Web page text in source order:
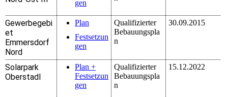
gen
Gewerbegebi
et
Emmersdorf
Nord
Plan
Festsetzun
gen
Qualifizierter
Bebauungspla
n
30.09.2015
Solarpark
Oberstadl
Plan +
Festsetzun
gen
Qualifizierter
Bebauungspla
n
15.12.2022